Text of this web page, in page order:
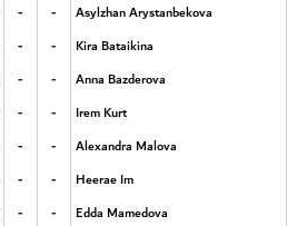
- -
Asylzhan Arystanbekova
- -
Kira Bataikina
- -
Anna Bazderova
- -
Irem Kurt
- -
Alexandra Malova
- -
Heerae Im
- -
Edda Mamedova